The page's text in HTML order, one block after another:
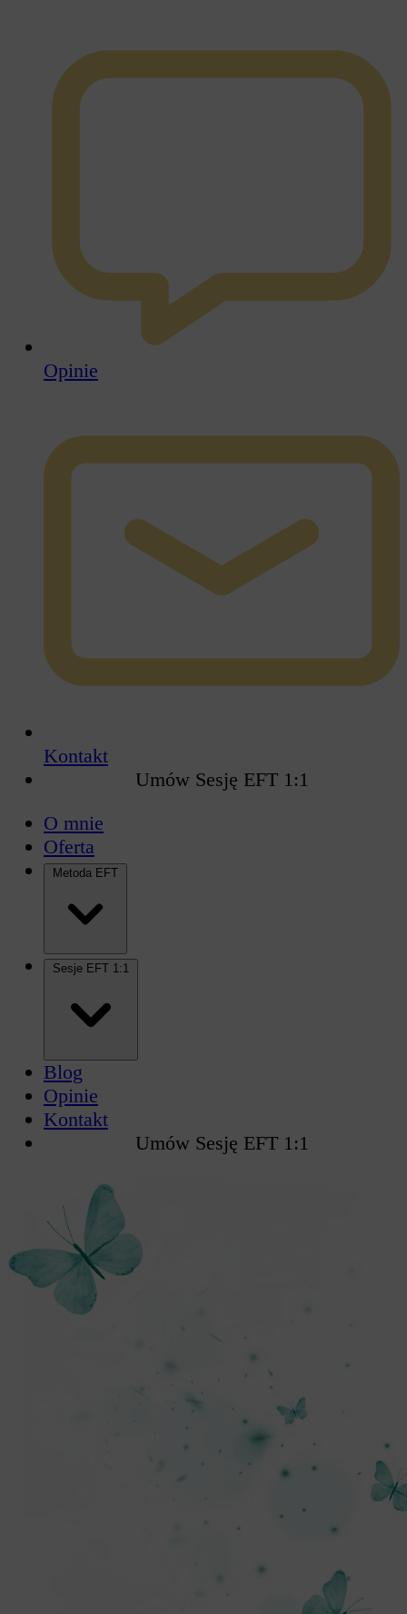
Opinie
Kontakt
Umów Sesję EFT 1:1
O mnie
Oferta
Metoda EFT
Sesje EFT 1:1
Blog
Opinie
Kontakt
Umów Sesję EFT 1:1